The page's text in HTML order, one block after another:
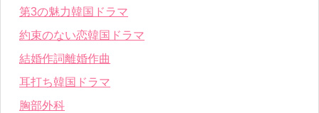
第3の魅力韓国ドラマ
約束のない恋韓国ドラマ
結婚作詞離婚作曲
耳打ち韓国ドラマ
胸部外科